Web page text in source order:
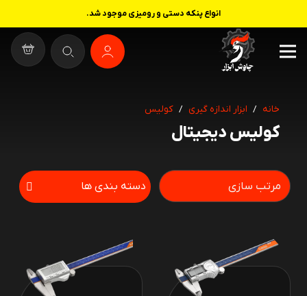
انواع پنکه دستی و رومیزی موجود شد.
خانه / ابزار اندازه گیری / کولیس
کولیس دیجیتال
دسته بندی ها